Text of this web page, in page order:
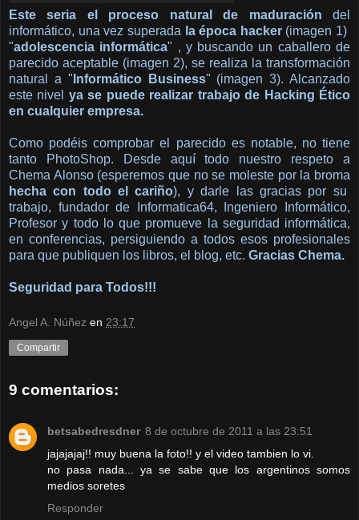
Este seria el proceso natural de maduración del
informático, una vez superada la época hacker(imagen 1)
"adolescencia informática" , y buscando un caballero de
parecido aceptable (imagen 2), se realiza la transformación
natural a " Informático Business" (imagen 3). Alcanzado
este nivel ya se puede realizar trabajo de Hacking Ético
en cualquier empresa.
Como podéis comprobar el parecido es notable, no tiene
tanto PhotoShop. Desde aquí todo nuestro respeto a
Chema Alonso (esperemos que no se moleste por la broma
hecha con todo el cariño), y darle las gracias por su
trabajo, fundador de Informatica64, Ingeniero Informático,
Profesor y todo lo que promueve la seguridad informática,
en conferencias, persiguiendo a todos esos profesionales
para que publiquen los libros, el blog, etc. Gracias Chema.
Seguridad para Todos!!!
Angel A. Núñez en 23:17
Compartir
9 comentarios:
betsabedresdner 8 de octubre de 2011 a las 23:51
jajajajaj!! muy buena la foto!! y el video tambien lo vi.
no pasa nada... ya se sabe que los argentinos somos
medios soretes
Responder